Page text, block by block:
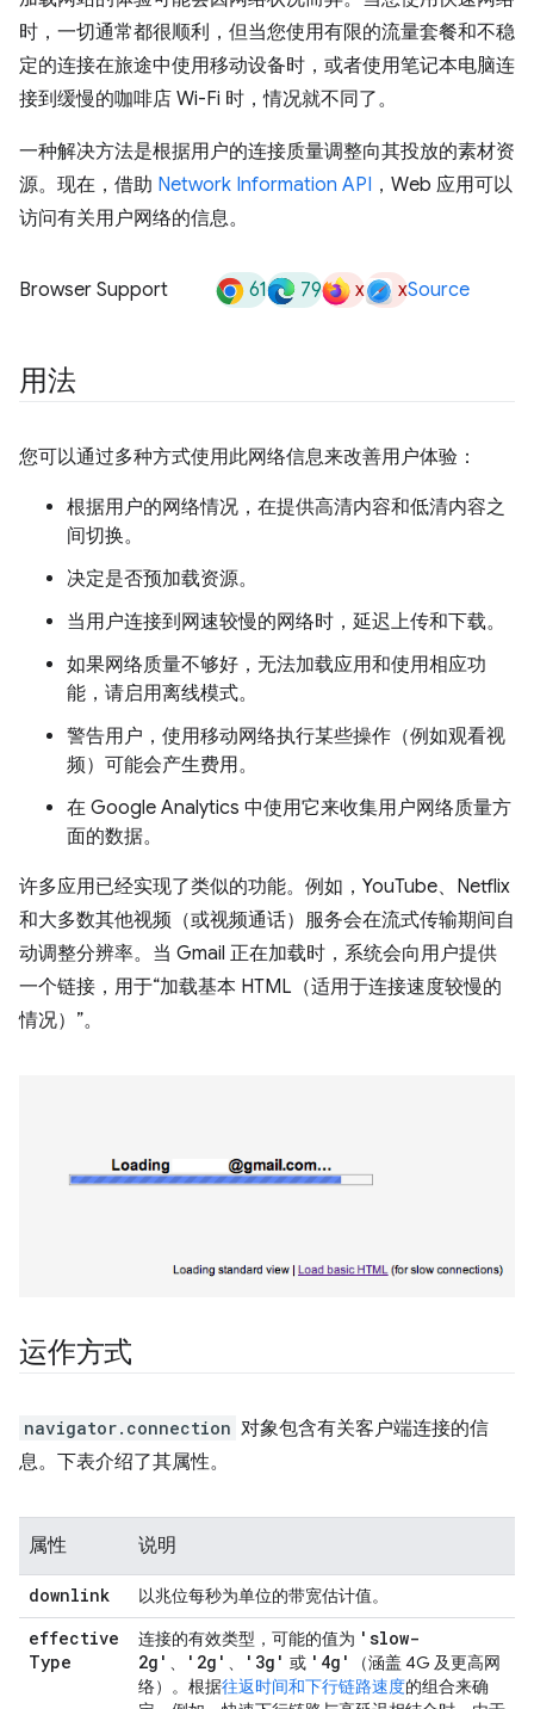
时，一切通常都很顺利，但当您使用有限的流量套餐和不稳
定的连接在旅途中使用移动设备时，或者使用笔记本电脑连
接到缓慢的咖啡店 Wi-Fi 时，情况就不同了。
一种解决方法是根据用户的连接质量调整向其投放的素材资
源。现在，借助 Network Information API ，Web 应用可以
访问有关用户网络的信息。
Browser Support 61 79 x xSource
用法
您可以通过多种方式使用此网络信息来改善用户体验：
根据用户的网络情况，在提供高清内容和低清内容之
间切换。
决定是否预加载资源。
当用户连接到网速较慢的网络时，延迟上传和下载。
如果网络质量不够好，无法加载应用和使用相应功
能，请启用离线模式。
警告用户，使用移动网络执行某些操作（例如观看视
频）可能会产生费用。
在 Google Analytics 中使用它来收集用户网络质量方
面的数据。
许多应用已经实现了类似的功能。例如，YouTube、Netflix
和大多数其他视频（或视频通话）服务会在流式传输期间自
动调整分辨率。当 Gmail 正在加载时，系统会向用户提供
一个链接，用于“加载基本 HTML（适用于连接速度较慢的
情况）”。
运作方式
navigator.connection 对象包含有关客户端连接的信
息。下表介绍了其属性。
属性 说明
downlink 以兆位每秒为单位的带宽估计值。
effective
Type
连接的有效类型，可能的值为 'slow-
2g' 、 '2g' 、 '3g' 或 '4g'
（涵盖 4G 及更高网
络）。根据往返时间和下行链路速度的组合来确